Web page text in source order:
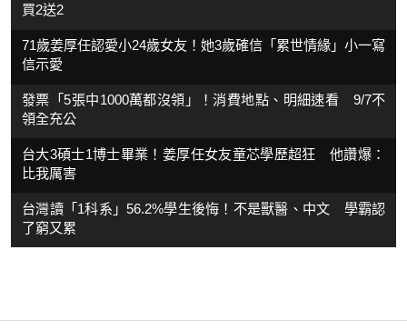
買2送2
71歲姜厚任認愛小24歲女友！她3歲確信「累世情緣」小一寫
信示愛
發票「5張中1000萬都沒領」！消費地點、明細速看 9/7不
領全充公
台大3碩士1博士畢業！姜厚任女友童芯學歷超狂 他讚爆：
比我厲害
台灣讀「1科系」56.2%學生後悔！不是獸醫、中文 學霸認
了窮又累